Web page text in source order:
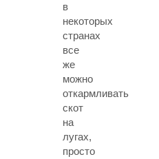
в
некоторых
странах
все
же
можно
откармливать
скот
на
лугах,
просто